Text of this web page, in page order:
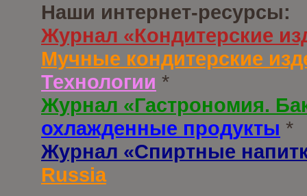
Наши интернет-ресурсы:
Журнал «Кондитерские
Мучные кондитерские
Технологии *
Журнал «Гастрономия.
охлажденные продукты *
Журнал «Спиртные
Russia